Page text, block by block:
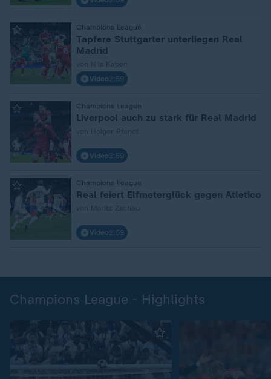
Champions League
Tapfere Stuttgarter unterliegen Real
Madrid
Video2:59
Champions League
Liverpool auch zu stark für Real Madrid
Video2:59
Champions League
Real feiert Elfmeterglück gegen Atletico
Video2:59
Champions League - Highlights